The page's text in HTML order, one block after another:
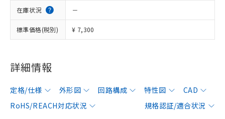
在庫状況 －
標準価格(税別) ¥ 7,300
詳細情報
定格/仕様 外形図 回路構成 特性図
CAD
RoHS/REACH対応状況
規格認証/適合状況